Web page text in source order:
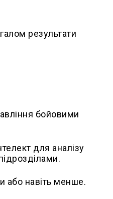
результати
бойовими
для аналізу
або навіть менше.